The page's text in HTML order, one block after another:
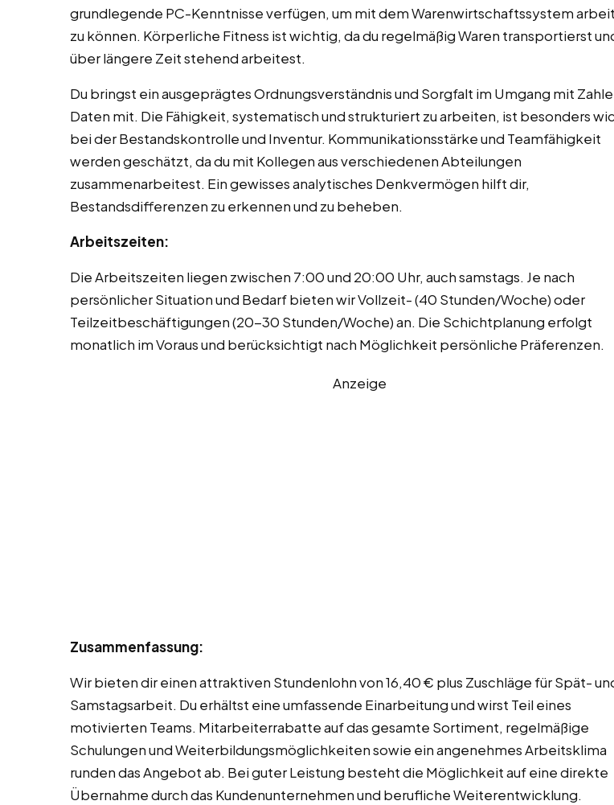
grundlegende PC-Kenntnisse verfügen, um mit dem Warenwirtschaftssystem
zu können. Körperliche Fitness ist wichtig, da du regelmäßig Waren transportierst
über längere Zeit stehend arbeitest.
Du bringst ein ausgeprägtes Ordnungsverständnis und Sorgfalt im Umgang mit
Daten mit. Die Fähigkeit, systematisch und strukturiert zu arbeiten, ist besonders
bei der Bestandskontrolle und Inventur. Kommunikationsstärke und Teamfähigkeit
werden geschätzt, da du mit Kollegen aus verschiedenen Abteilungen
zusammenarbeitest. Ein gewisses analytisches Denkvermögen hilft dir,
Bestandsdifferenzen zu erkennen und zu beheben.
Arbeitszeiten:
Die Arbeitszeiten liegen zwischen 7:00 und 20:00 Uhr, auch samstags. Je nach
persönlicher Situation und Bedarf bieten wir Vollzeit- (40 Stunden/Woche) oder
Teilzeitbeschäftigungen (20-30 Stunden/Woche) an. Die Schichtplanung erfolgt
monatlich im Voraus und berücksichtigt nach Möglichkeit persönliche Präferenzen.
Anzeige
Zusammenfassung:
Wir bieten dir einen attraktiven Stundenlohn von 16,40 € plus Zuschläge für Spät-
Samstagsarbeit. Du erhältst eine umfassende Einarbeitung und wirst Teil eines
motivierten Teams. Mitarbeiterrabatte auf das gesamte Sortiment, regelmäßige
Schulungen und Weiterbildungsmöglichkeiten sowie ein angenehmes Arbeitsklima
runden das Angebot ab. Bei guter Leistung besteht die Möglichkeit auf eine direkte
Übernahme durch das Kundenunternehmen und berufliche Weiterentwicklung.